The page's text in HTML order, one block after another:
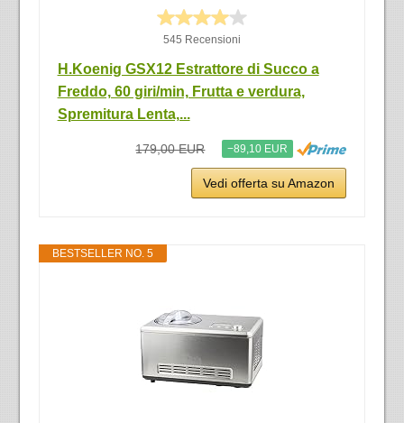
545 Recensioni
H.Koenig GSX12 Estrattore di Succo a
Freddo, 60 giri/min, Frutta e verdura,
Spremitura Lenta,...
179,00 EUR −89,10 EUR
Vedi offerta su Amazon
BESTSELLER NO. 5